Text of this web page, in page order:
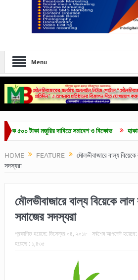
Menu
টাকা মজুরির দাবিতে সমাবেশ ও বিক্ষোভ হাকালুকি
HOME FEATURE
মৌলভীবাজারে বাল্য
সদস্যরা
মৌলভীবাজারে বাল্য বিয়েকে
সমাজের সদস্যরা
প্রকাশিত হয়েছে: ডিসেম্বর ০৪, ২০১৮ সর্বশেষ আপডেট হয়েছে:
হয়েছে : ১,৪৩৫